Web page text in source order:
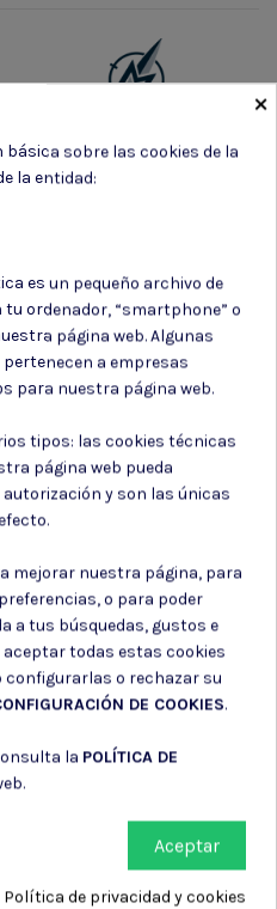
boletín
en el aviso legal.
los fines indicados en la
para recibir publicidad
×
sobre las cookies de la
la entidad:
es un pequeño archivo de
ordenador, “smartphone” o
página web. Algunas
a empresas
para nuestra página web.
tipos: las cookies técnicas
página web pueda
y son las únicas
mejorar nuestra página, para
o para poder
a tus búsquedas, gustos e
todas estas cookies
configurarlas o rechazar su
DE COOKIES.
la POLÍTICA DE
Aceptar
Política de privacidad y cookies